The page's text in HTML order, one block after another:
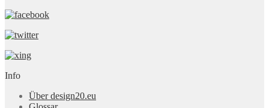
Info
Über design20.eu